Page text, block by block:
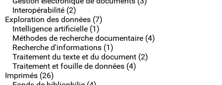
Interopérabilité (2)
Exploration des données (7)
Intelligence artificielle (1)
Méthodes de recherche documentaire (4)
Recherche d'informations (1)
Traitement du texte et du document (2)
Traitement et fouille de données (4)
Imprimés (26)